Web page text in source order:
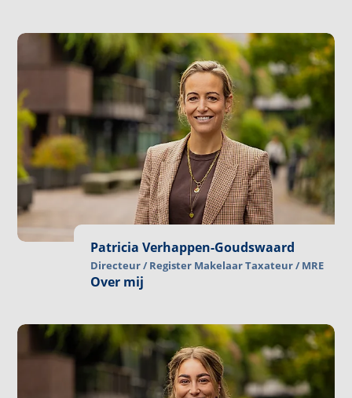
Patricia Verhappen-Goudswaard
Directeur / Register Makelaar Taxateur / MRE
Over mij